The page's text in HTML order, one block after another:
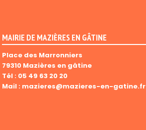
MAIRIE DE MAZIÈRES EN GÂTINE
Place des Marronniers
79310 Mazières en gâtine
Tél : 05 49 63 20 20
Mail : mazieres@mazieres-en-gatine.fr